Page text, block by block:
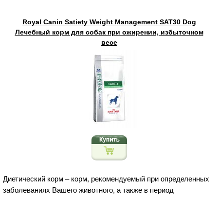
Royal Canin Satiety Weight Management SAT30 Dog
Лечебный корм для собак при ожирении, избыточном
весе
Диетический корм – корм, рекомендуемый при определенных
заболеваниях Вашего животного, а также в период